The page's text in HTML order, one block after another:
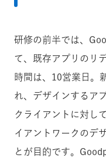
研修の前半では、
て、既存アプリのリ
時間は、10営業日。
れ、デザインするア
クライアントに対し
イアントワークのデ
とが目的です。